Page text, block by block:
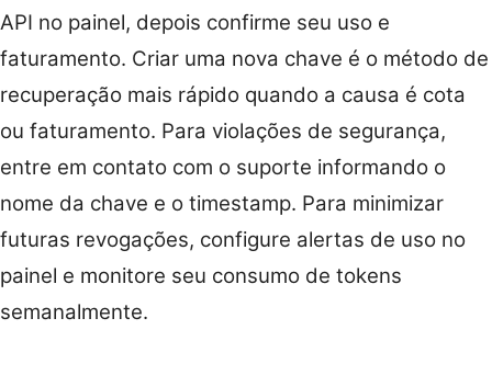
API no painel, depois confirme seu uso e
faturamento. Criar uma nova chave é o método de
recuperação mais rápido quando a causa é cota
ou faturamento. Para violações de segurança,
entre em contato com o suporte informando o
nome da chave e o timestamp. Para minimizar
futuras revogações, configure alertas de uso no
painel e monitore seu consumo de tokens
semanalmente.